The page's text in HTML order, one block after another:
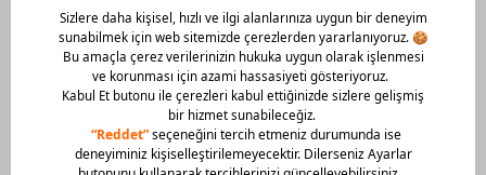
Mobil Uygulamamızı Hemen İndir!